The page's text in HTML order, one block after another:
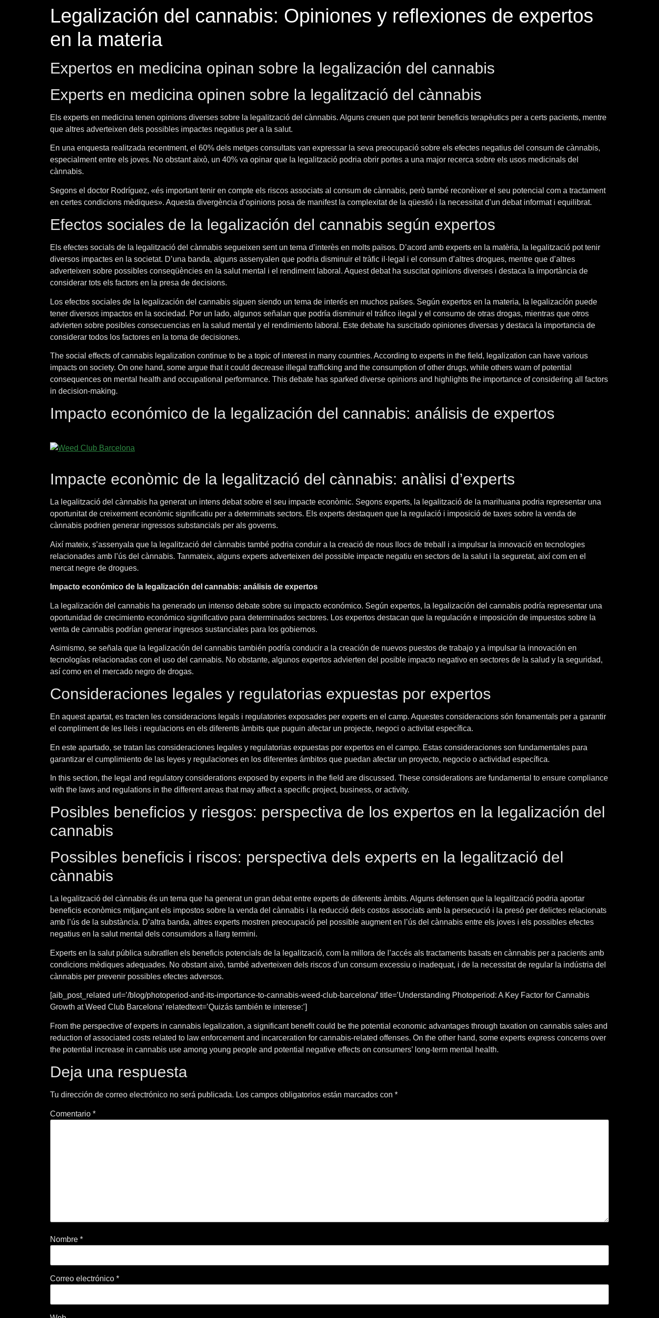
Legalización del cannabis: Opiniones y reflexiones de expertos
en la materia
Expertos en medicina opinan sobre la legalización del cannabis
Experts en medicina opinen sobre la legalització del cànnabis
Els experts en medicina tenen opinions diverses sobre la legalització del cànnabis. Alguns creuen que pot tenir beneficis terapèutics per a certs pacients, mentre
que altres adverteixen dels possibles impactes negatius per a la salut.
En una enquesta realitzada recentment, el 60% dels metges consultats van expressar la seva preocupació sobre els efectes negatius del consum de cànnabis,
especialment entre els joves. No obstant això, un 40% va opinar que la legalització podria obrir portes a una major recerca sobre els usos medicinals del
cànnabis.
Segons el doctor Rodríguez, «és important tenir en compte els riscos associats al consum de cànnabis, però també reconèixer el seu potencial com a tractament
en certes condicions mèdiques». Aquesta divergència d’opinions posa de manifest la complexitat de la qüestió i la necessitat d’un debat informat i equilibrat.
Efectos sociales de la legalización del cannabis según expertos
Els efectes socials de la legalització del cànnabis segueixen sent un tema d’interès en molts països. D’acord amb experts en la matèria, la legalització pot tenir
diversos impactes en la societat. D’una banda, alguns assenyalen que podria disminuir el tràfic il·legal i el consum d’altres drogues, mentre que d’altres
adverteixen sobre possibles conseqüències en la salut mental i el rendiment laboral. Aquest debat ha suscitat opinions diverses i destaca la importància de
considerar tots els factors en la presa de decisions.
Los efectos sociales de la legalización del cannabis siguen siendo un tema de interés en muchos países. Según expertos en la materia, la legalización puede
tener diversos impactos en la sociedad. Por un lado, algunos señalan que podría disminuir el tráfico ilegal y el consumo de otras drogas, mientras que otros
advierten sobre posibles consecuencias en la salud mental y el rendimiento laboral. Este debate ha suscitado opiniones diversas y destaca la importancia de
considerar todos los factores en la toma de decisiones.
The social effects of cannabis legalization continue to be a topic of interest in many countries. According to experts in the field, legalization can have various
impacts on society. On one hand, some argue that it could decrease illegal trafficking and the consumption of other drugs, while others warn of potential
consequences on mental health and occupational performance. This debate has sparked diverse opinions and highlights the importance of considering all factors
in decision-making.
Impacto económico de la legalización del cannabis: análisis de expertos
Impacte econòmic de la legalització del cànnabis: anàlisi d’experts
La legalització del cànnabis ha generat un intens debat sobre el seu impacte econòmic. Segons experts, la legalització de la marihuana podria representar una
oportunitat de creixement econòmic significatiu per a determinats sectors. Els experts destaquen que la regulació i imposició de taxes sobre la venda de
cànnabis podrien generar ingressos substancials per als governs.
Així mateix, s’assenyala que la legalització del cànnabis també podria conduir a la creació de nous llocs de treball i a impulsar la innovació en tecnologies
relacionades amb l’ús del cànnabis. Tanmateix, alguns experts adverteixen del possible impacte negatiu en sectors de la salut i la seguretat, així com en el
mercat negre de drogues.
Impacto económico de la legalización del cannabis: análisis de expertos
La legalización del cannabis ha generado un intenso debate sobre su impacto económico. Según expertos, la legalización del cannabis podría representar una
oportunidad de crecimiento económico significativo para determinados sectores. Los expertos destacan que la regulación e imposición de impuestos sobre la
venta de cannabis podrían generar ingresos sustanciales para los gobiernos.
Asimismo, se señala que la legalización del cannabis también podría conducir a la creación de nuevos puestos de trabajo y a impulsar la innovación en
tecnologías relacionadas con el uso del cannabis. No obstante, algunos expertos advierten del posible impacto negativo en sectores de la salud y la seguridad,
así como en el mercado negro de drogas.
Consideraciones legales y regulatorias expuestas por expertos
En aquest apartat, es tracten les consideracions legals i regulatories exposades per experts en el camp. Aquestes consideracions són fonamentals per a garantir
el compliment de les lleis i regulacions en els diferents àmbits que puguin afectar un projecte, negoci o activitat específica.
En este apartado, se tratan las consideraciones legales y regulatorias expuestas por expertos en el campo. Estas consideraciones son fundamentales para
garantizar el cumplimiento de las leyes y regulaciones en los diferentes ámbitos que puedan afectar un proyecto, negocio o actividad específica.
In this section, the legal and regulatory considerations exposed by experts in the field are discussed. These considerations are fundamental to ensure compliance
with the laws and regulations in the different areas that may affect a specific project, business, or activity.
Posibles beneficios y riesgos: perspectiva de los expertos en la legalización del
cannabis
Possibles beneficis i riscos: perspectiva dels experts en la legalització del
cànnabis
La legalització del cànnabis és un tema que ha generat un gran debat entre experts de diferents àmbits. Alguns defensen que la legalització podria aportar
beneficis econòmics mitjançant els impostos sobre la venda del cànnabis i la reducció dels costos associats amb la persecució i la presó per delictes relacionats
amb l’ús de la substància. D’altra banda, altres experts mostren preocupació pel possible augment en l’ús del cànnabis entre els joves i els possibles efectes
negatius en la salut mental dels consumidors a llarg termini.
Experts en la salut pública subratllen els beneficis potencials de la legalització, com la millora de l’accés als tractaments basats en cànnabis per a pacients amb
condicions mèdiques adequades. No obstant això, també adverteixen dels riscos d’un consum excessiu o inadequat, i de la necessitat de regular la indústria del
cànnabis per prevenir possibles efectes adversos.
[aib_post_related url=’/blog/photoperiod-and-its-importance-to-cannabis-weed-club-barcelona/’ title=’Understanding Photoperiod: A Key Factor for Cannabis
Growth at Weed Club Barcelona’ relatedtext=’Quizás también te interese:’]
From the perspective of experts in cannabis legalization, a significant benefit could be the potential economic advantages through taxation on cannabis sales and
reduction of associated costs related to law enforcement and incarceration for cannabis-related offenses. On the other hand, some experts express concerns over
the potential increase in cannabis use among young people and potential negative effects on consumers’ long-term mental health.
Deja una respuesta
Tu dirección de correo electrónico no será publicada. Los campos obligatorios están marcados con *
Comentario *
Nombre *
Correo electrónico *